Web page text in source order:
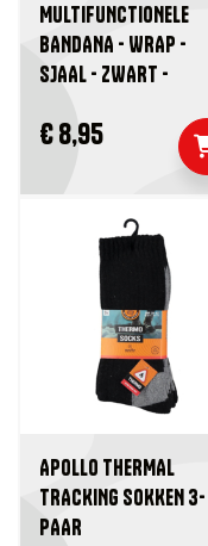
MULTIFUNCTIONELE
BANDANA - WRAP -
SJAAL - ZWART -
€ 8,95
APOLLO THERMAL
TRACKING SOKKEN 3-
PAAR